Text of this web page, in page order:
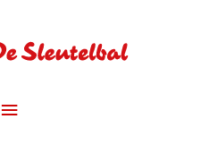
Hoofdmenu